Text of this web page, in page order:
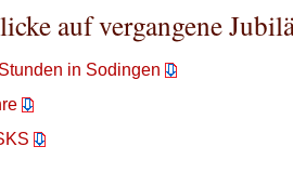
auf vergangene
in Sodingen